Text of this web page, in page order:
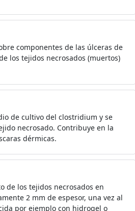
componentes de las úlceras de
los tejidos necrosados (muertos)
de cultivo del clostridium y se
necrosado. Contribuye en la
dérmicas.
de los tejidos necrosados en
2 mm de espesor, una vez al
por ejemplo con hidrogel o